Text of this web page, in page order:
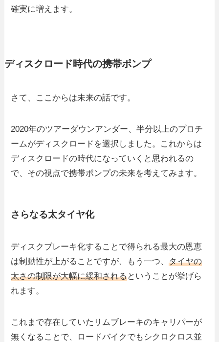
確実に増えます。
ディスクロード時代の携帯ポンプ
さて、ここからは未来の話です。
2020年のツアーダウンアンダー、半分以上のプロチ
ームがディスクロードを選択しました。これからは
ディスクロードの時代になっていくと思われるの
で、その視点で携帯ポンプの未来を考えてみます。
さらなる太タイヤ化
ディスクブレーキ化することで得られる最大の恩恵
は制動性が上がることですが、もう一つ、タイヤの
太さの制限が大幅に緩和されるということが挙げら
れます。
これまで存在していたリムブレーキのキャリパーが
無くなることで、ロードバイクでもシクロクロス並